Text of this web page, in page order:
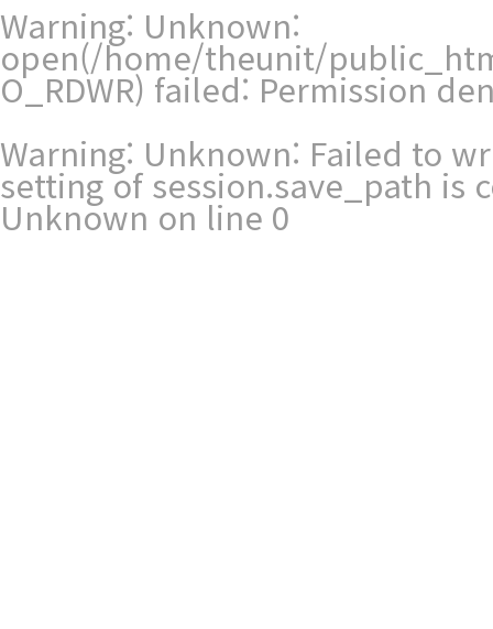
Warning: Unknown:
open(/home/theunit/
O_RDWR) failed: Permission
Warning: Unknown: Failed to
setting of session.save_path
Unknown on line 0